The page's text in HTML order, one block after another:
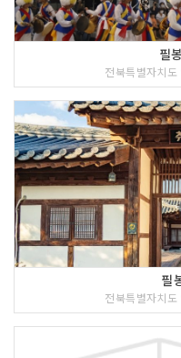
필
전북특별자치
필
전북특별자치